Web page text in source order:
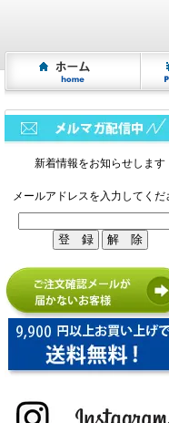
新着情報をお知らせします
メールアドレスを入力してくだ